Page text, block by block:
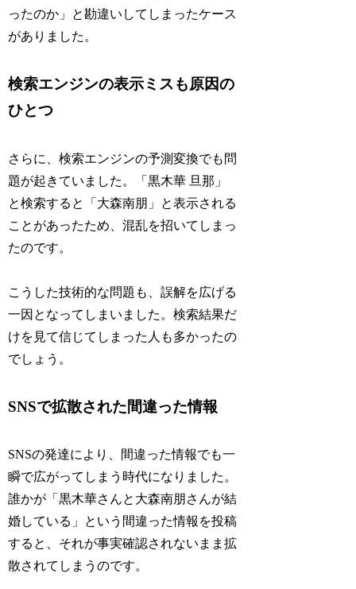
ったのか」と勘違いしてしまったケース
がありました。
検索エンジンの表示ミスも原因の
ひとつ
さらに、検索エンジンの予測変換でも問
題が起きていました。「黒木華 旦那」
と検索すると「大森南朋」と表示される
ことがあったため、混乱を招いてしまっ
たのです。
こうした技術的な問題も、誤解を広げる
一因となってしまいました。検索結果だ
けを見て信じてしまった人も多かったの
でしょう。
SNSで拡散された間違った情報
SNSの発達により、間違った情報でも一
瞬で広がってしまう時代になりました。
誰かが「黒木華さんと大森南朋さんが結
婚している」という間違った情報を投稿
すると、それが事実確認されないまま拡
散されてしまうのです。